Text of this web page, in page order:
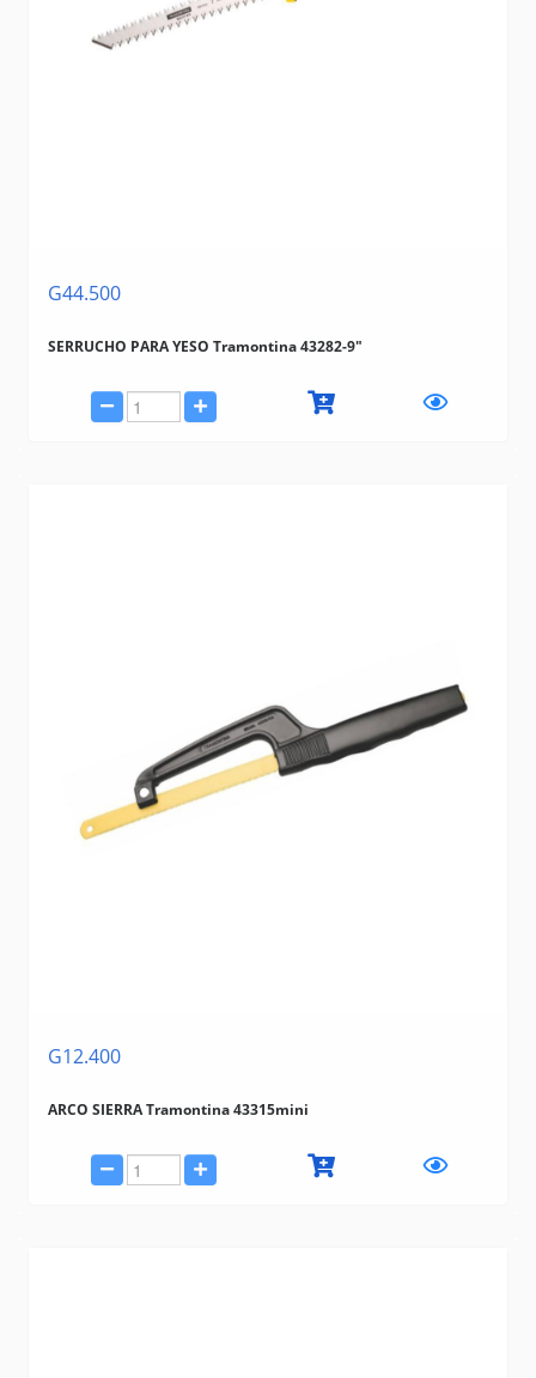
G44.500
SERRUCHO PARA YESO Tramontina 43282-9"
G12.400
ARCO SIERRA Tramontina 43315mini